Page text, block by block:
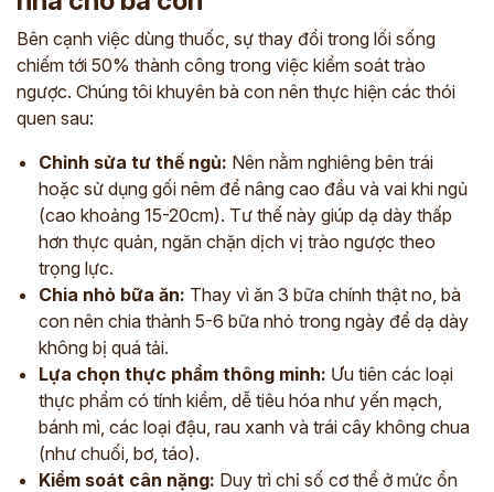
Bên cạnh việc dùng thuốc, sự thay đổi trong lối sống
chiếm tới 50% thành công trong việc kiểm soát trào
ngược. Chúng tôi khuyên bà con nên thực hiện các thói
quen sau:
Chỉnh sửa tư thế ngủ: Nên nằm nghiêng bên trái
hoặc sử dụng gối nêm để nâng cao đầu và vai khi ngủ
(cao khoảng 15-20cm). Tư thế này giúp dạ dày thấp
hơn thực quản, ngăn chặn dịch vị trào ngược theo
trọng lực.
Chia nhỏ bữa ăn: Thay vì ăn 3 bữa chính thật no, bà
con nên chia thành 5-6 bữa nhỏ trong ngày để dạ dày
không bị quá tải.
Lựa chọn thực phẩm thông minh: Ưu tiên các loại
thực phẩm có tính kiềm, dễ tiêu hóa như yến mạch,
bánh mì, các loại đậu, rau xanh và trái cây không chua
(như chuối, bơ, táo).
Kiểm soát cân nặng: Duy trì chỉ số cơ thể ở mức ổn
*
*
ĐĂNG KÝ TƯ VẤN »
ĐĂNG KÝ ĐẾN KHÁM TRỰC TIẾP
Thông tin của bạn được bảo mật và chỉ sử dụng cho mục đích tư vấn.